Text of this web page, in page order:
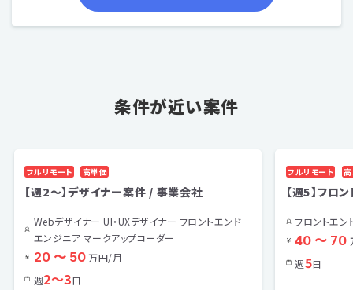
条件が近い案件
フルリモート 高単価
【週2～】デザイナー案件 / 事業会社
Webデザイナー UI・UXデザイナー フロントエンド
エンジニア マークアップコーダー
20 〜 50万円/月
週2〜3日
フルリモート
【週5】フロ
フロントエン
40 〜 70
週5日